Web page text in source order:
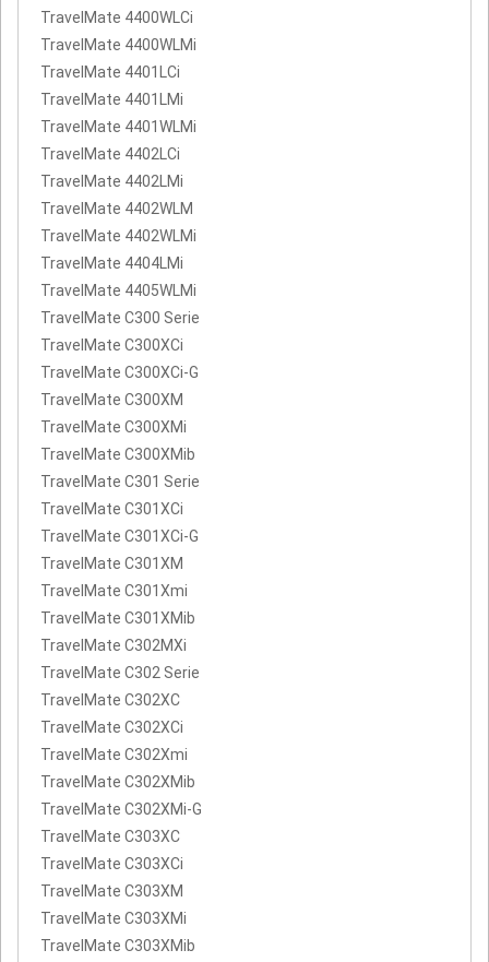
TravelMate 4400WLCi
TravelMate 4400WLMi
TravelMate 4401LCi
TravelMate 4401LMi
TravelMate 4401WLMi
TravelMate 4402LCi
TravelMate 4402LMi
TravelMate 4402WLM
TravelMate 4402WLMi
TravelMate 4404LMi
TravelMate 4405WLMi
TravelMate C300 Serie
TravelMate C300XCi
TravelMate C300XCi-G
TravelMate C300XM
TravelMate C300XMi
TravelMate C300XMib
TravelMate C301 Serie
TravelMate C301XCi
TravelMate C301XCi-G
TravelMate C301XM
TravelMate C301Xmi
TravelMate C301XMib
TravelMate C302MXi
TravelMate C302 Serie
TravelMate C302XC
TravelMate C302XCi
TravelMate C302Xmi
TravelMate C302XMib
TravelMate C302XMi-G
TravelMate C303XC
TravelMate C303XCi
TravelMate C303XM
TravelMate C303XMi
TravelMate C303XMib